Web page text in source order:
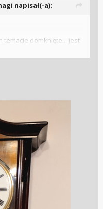
napisał(-a):
temacie domknięte... jest